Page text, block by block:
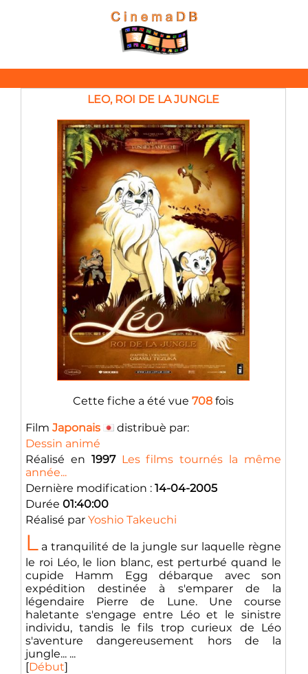
LEO, ROI DE LA JUNGLE
Cette fiche a été vue 708 fois
Film Japonais
distribuè par:
Dessin animé
Réalisé en 1997 Les films tournés la même
année...
Dernière modification : 14-04-2005
Durée 01:40:00
Réalisé par Yoshio Takeuchi
L a tranquilité de la jungle sur laquelle règne
le roi Léo, le lion blanc, est perturbé quand le
cupide Hamm Egg débarque avec son
expédition destinée à s'emparer de la
légendaire Pierre de Lune. Une course
haletante s'engage entre Léo et le sinistre
individu, tandis le fils trop curieux de Léo
s'aventure dangereusement hors de la
jungle... ...
[Début]